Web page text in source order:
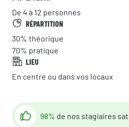
De 4 à 12 personnes
RÉPARTITION
30% théorique
70% pratique
LIEU
En centre ou dans vos locaux
98% de nos stagiaires